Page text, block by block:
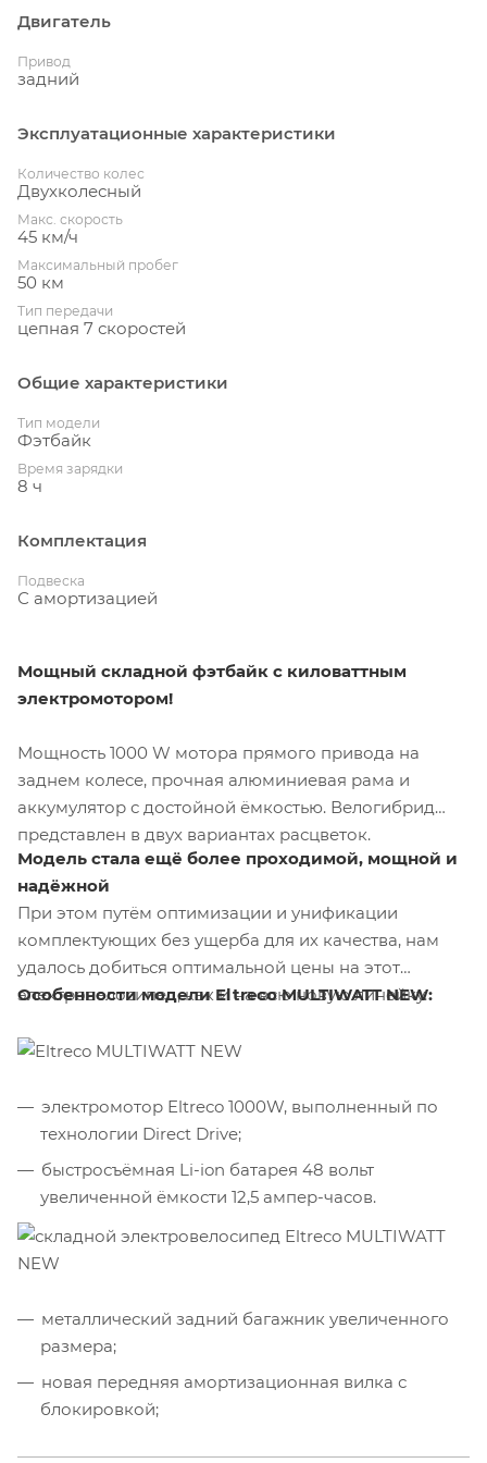
Двигатель
Привод
задний
Эксплуатационные характеристики
Количество колес
Двухколесный
Макс. скорость
45 км/ч
Максимальный пробег
50 км
Тип передачи
цепная 7 скоростей
Общие характеристики
Тип модели
Фэтбайк
Время зарядки
8 ч
Комплектация
Подвеска
С амортизацией
Мощный складной фэтбайк с киловаттным
электромотором!
Мощность 1000 W мотора прямого привода на
заднем колесе, прочная алюминиевая рама и
аккумулятор с достойной ёмкостью. Велогибрид
представлен в двух вариантах расцветок.
Модель стала ещё более проходимой, мощной и
надёжной
При этом путём оптимизации и унификации
комплектующих без ущерба для их качества, нам
удалось добиться оптимальной цены на этот
электровелосипед, как и на всю новую линейку.
Особенности модели Eltreco MULTIWATT NEW:
электромотор Eltreco 1000W, выполненный по
технологии Direct Drive;
быстросъёмная Li-ion батарея 48 вольт
увеличенной ёмкости 12,5 ампер-часов.
металлический задний багажник увеличенного
размера;
новая передняя амортизационная вилка с
блокировкой;